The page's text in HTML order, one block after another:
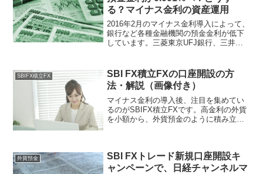
る？マイナス金利の資産運用
2016年2月のマイナス金利導入によって、
銀行など各種金融機関の預金金利が低下
しています。三菱東京UFJ銀行、三井住
低水準に切り下げました。本記事では、
このような...
SBIFX積立FX
SBI FX積立FXの口座開設の方
法・解説（画像付き）
マイナス金利の導入後、注目を集めてい
るのがSBIFX積立FXです。高金利の外貨
を小額から、外貨預金のように積み立て
きます。本記事で...
外貨預金
SBI FXトレード新規口座開設キ
ャンペーンで、日経チャンネルマ